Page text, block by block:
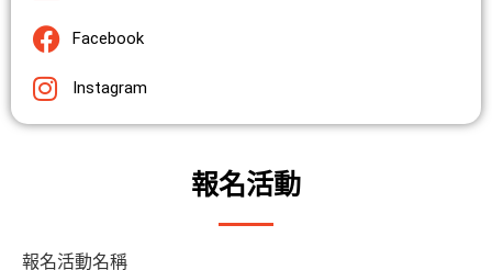
Facebook
Instagram
報名活動
報名活動名稱